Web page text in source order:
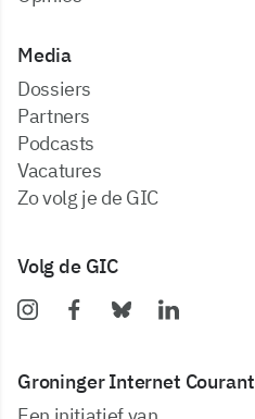
Media
dossiers
partners
podcasts
vacatures
zo volg je de GIC
Volg de GIC
Groninger Internet Courant